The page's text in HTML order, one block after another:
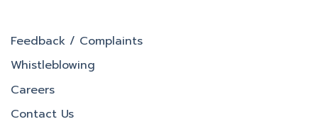
Feedback / Complaints
Whistleblowing
Careers
Contact Us